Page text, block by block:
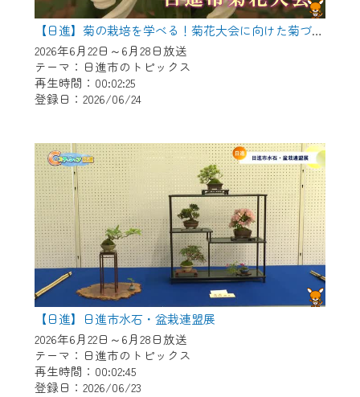
【日進】菊の栽培を学べる！菊花大会に向けた菊づくり講習会
2026年6月22日～6月28日放送
テーマ：日進市のトピックス
再生時間：00:02:25
登録日：2026/06/24
【日進】日進市水石・盆栽連盟展
2026年6月22日～6月28日放送
テーマ：日進市のトピックス
再生時間：00:02:45
登録日：2026/06/23
※マイページへのログインには、MyIDが必
要となります。
※MyIDとは、CCNet Web TVを含むCCNetの
各種サービスをご利用頂くためのIDです。
（GmailやYahooなどのフリーメールアドレ
スでも作成可能です）
※マイページへのログイン・MyIDの新規登
録はこちらから
※CCNetアプリをご利用中の方は引き続き
ご視聴いただけます。
＜メンテナンス情報＞
CCNetWebTVのリニューアルにともないメ
ンテナンス作業を予定しています。
日時 9/24 9:30～16:30